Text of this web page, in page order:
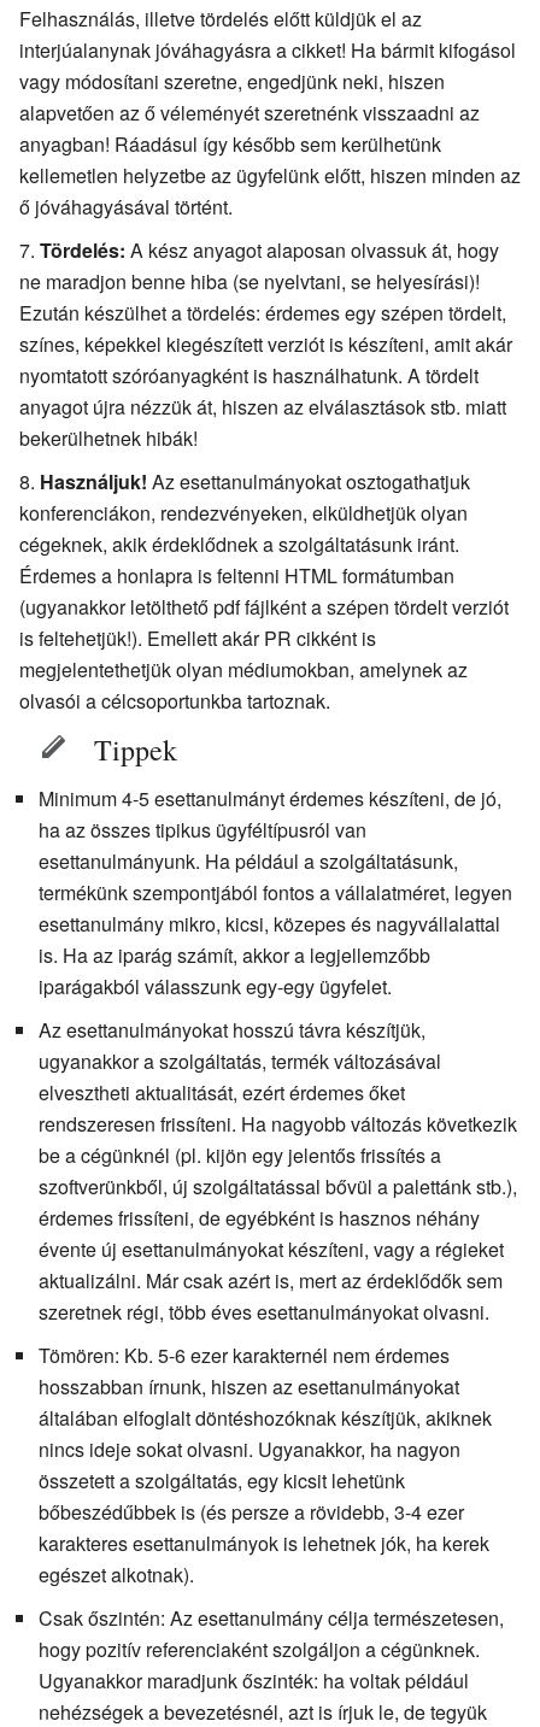
Felhasználás, illetve tördelés előtt küldjük el az
interjúalanynak jóváhagyásra a cikket! Ha bármit kifogásol
vagy módosítani szeretne, engedjünk neki, hiszen
alapvetően az ő véleményét szeretnénk visszaadni az
anyagban! Ráadásul így később sem kerülhetünk
kellemetlen helyzetbe az ügyfelünk előtt, hiszen minden az
ő jóváhagyásával történt.
Tördelés: A kész anyagot alaposan olvassuk át, hogy
ne maradjon benne hiba (se nyelvtani, se helyesírási)!
Ezután készülhet a tördelés: érdemes egy szépen tördelt,
színes, képekkel kiegészített verziót is készíteni, amit akár
nyomtatott szóróanyagként is használhatunk. A tördelt
anyagot újra nézzük át, hiszen az elválasztások stb. miatt
bekerülhetnek hibák!
Használjuk! Az esettanulmányokat osztogathatjuk
konferenciákon, rendezvényeken, elküldhetjük olyan
cégeknek, akik érdeklődnek a szolgáltatásunk iránt.
Érdemes a honlapra is feltenni HTML formátumban
(ugyanakkor letölthető pdf fájlként a szépen tördelt verziót
is feltehetjük!). Emellett akár PR cikként is
megjelentethetjük olyan médiumokban, amelynek az
olvasói a célcsoportunkba tartoznak.
Tippek
Minimum 4-5 esettanulmányt érdemes készíteni, de jó,
ha az összes tipikus ügyféltípusról van
esettanulmányunk. Ha például a szolgáltatásunk,
termékünk szempontjából fontos a vállalatméret, legyen
esettanulmány mikro, kicsi, közepes és nagyvállalattal
is. Ha az iparág számít, akkor a legjellemzőbb
iparágakból válasszunk egy-egy ügyfelet.
Az esettanulmányokat hosszú távra készítjük,
ugyanakkor a szolgáltatás, termék változásával
elvesztheti aktualitását, ezért érdemes őket
rendszeresen frissíteni. Ha nagyobb változás következik
be a cégünknél (pl. kijön egy jelentős frissítés a
szoftverünkből, új szolgáltatással bővül a palettánk stb.),
érdemes frissíteni, de egyébként is hasznos néhány
évente új esettanulmányokat készíteni, vagy a régieket
aktualizálni. Már csak azért is, mert az érdeklődők sem
szeretnek régi, több éves esettanulmányokat olvasni.
Tömören: Kb. 5-6 ezer karakternél nem érdemes
hosszabban írnunk, hiszen az esettanulmányokat
általában elfoglalt döntéshozóknak készítjük, akiknek
nincs ideje sokat olvasni. Ugyanakkor, ha nagyon
összetett a szolgáltatás, egy kicsit lehetünk
bőbeszédűbbek is (és persze a rövidebb, 3-4 ezer
karakteres esettanulmányok is lehetnek jók, ha kerek
egészet alkotnak).
Csak őszintén: Az esettanulmány célja természetesen,
hogy pozitív referenciaként szolgáljon a cégünknek.
Ugyanakkor maradjunk őszinték: ha voltak például
nehézségek a bevezetésnél, azt is írjuk le, de tegyük